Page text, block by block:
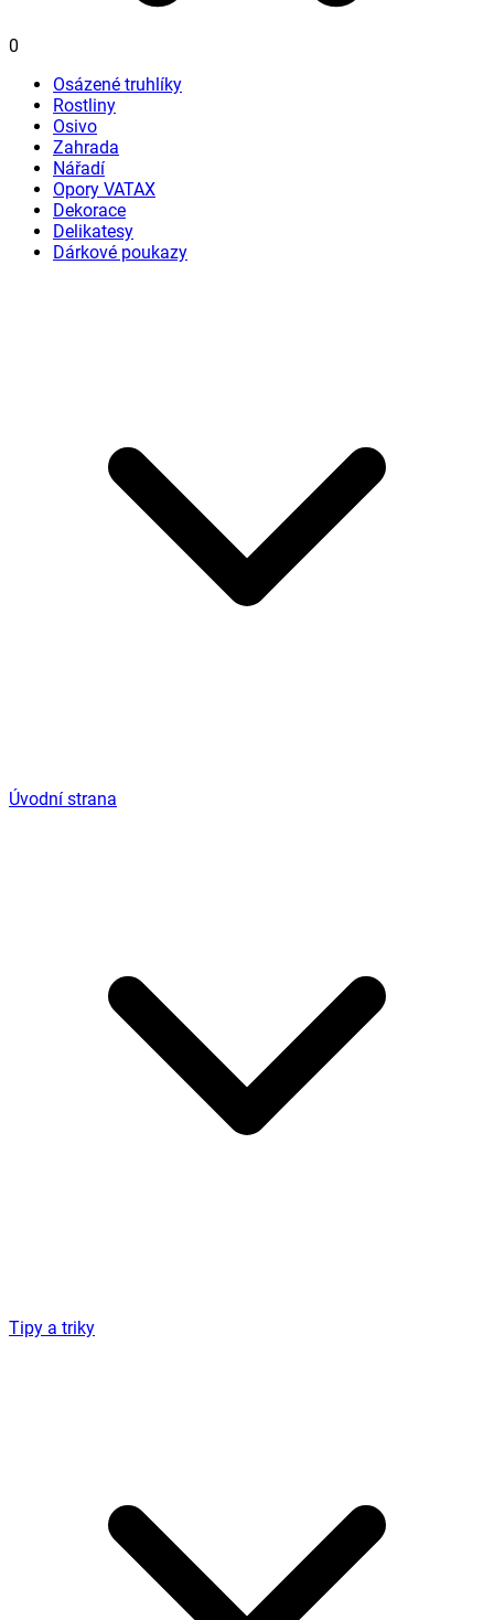
0
Osázené truhlíky
Rostliny
Osivo
Zahrada
Nářadí
Opory VATAX
Dekorace
Delikatesy
Dárkové poukazy
Úvodní strana
Tipy a triky